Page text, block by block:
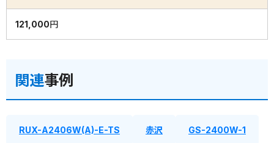
121,000円
関連事例
RUX-A2406W(A)-E-TS 赤沢 GS-2400W-1